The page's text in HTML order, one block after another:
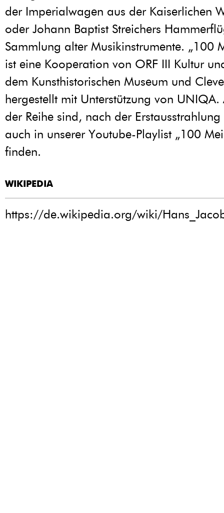
der Imperialwagen aus der Kaiserlichen
oder Johann Baptist Streichers
Sammlung alter Musikinstrumente. „100
ist eine Kooperation von ORF III Kultur
dem Kunsthistorischen Museum und
hergestellt mit Unterstützung von UNIQA.
der Reihe sind, nach der
auch in unserer Youtube-Playlist „100
finden.
WIKIPEDIA
https://de.wikipedia.org/wiki/